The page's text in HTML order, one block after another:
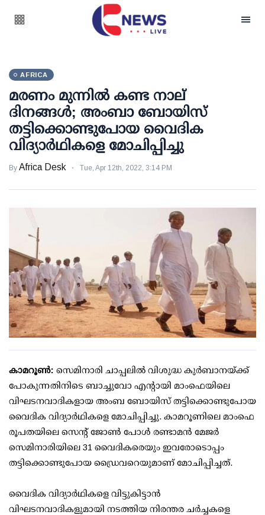
AFRICA
മരണം മുന്നില്‍ കണ്ട നാല്
ദിനങ്ങള്‍; അംബാ ബോയിസ്
തട്ടിക്കൊണ്ടുപോയ വൈദിക
വിദ്യാര്‍ഥികളെ മോചിപ്പിച്ചു
By Africa Desk Tue, Apr 12th, 2022, 3:14 PM
കാമറൂണ്‍: സെമിനാരി ചാപ്പലില്‍ വിശുദ്ധ കുര്‍ബാനയ്ക്ക്
പോകുന്നതിനിടെ ബാച്ചുവോ എന്റായി മാംഫെയിലെ
വിഘടനവാദികളായ അംബ ബോയിസ് തട്ടിക്കൊണ്ടുപോയ
വൈദിക വിദ്യാര്‍ഥികളെ മോചിപ്പിച്ചു. കാമറൂണിലെ മാംഫെ
രൂപതയിലെ സെന്റ് ജോണ്‍ പോള്‍ രണ്ടാമന്‍ മേജര്‍
സെമിനാരിയിലെ 31 വൈദികരെയും ഇവരോടൊപ്പം
തട്ടിക്കൊണ്ടുപോയ ഡ്രൈവറെയുമാണ് മോചിപ്പിച്ചത്.
വൈദിക വിദ്യാര്‍ഥികളെ വിട്ടുകിട്ടാന്‍
വിഘടനവാദികളുമായി നടത്തിയ നിരന്തര ചര്‍ച്ചകളെ